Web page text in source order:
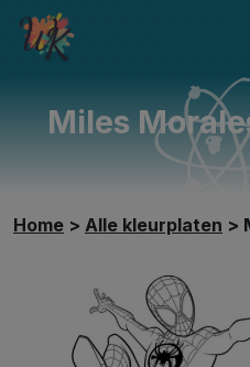
Miles
Home > Alle kleurplaten >